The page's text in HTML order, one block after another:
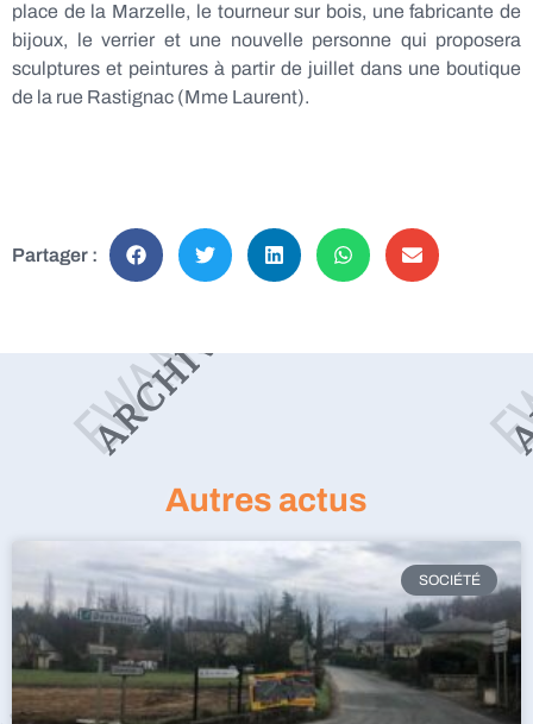
place de la Marzelle, le tourneur sur bois, une fabricante de
bijoux, le verrier et une nouvelle personne qui proposera
sculptures et peintures à partir de juillet dans une boutique
de la rue Rastignac (Mme Laurent).
Partager :
Autres actus
SOCIÉTÉ